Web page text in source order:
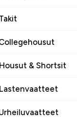
Housut & Shortsit
Lastenvaatteet